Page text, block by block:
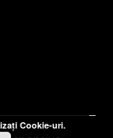
Cookie-uri.